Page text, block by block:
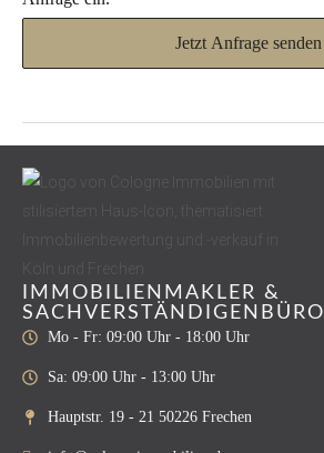
Jetzt Anfrage senden
IMMOBILIENMAKLER &
SACHVERSTÄNDIGENBÜRO
Mo - Fr: 09:00 Uhr - 18:00 Uhr
Sa: 09:00 Uhr - 13:00 Uhr
Hauptstr. 19 - 21 50226 Frechen